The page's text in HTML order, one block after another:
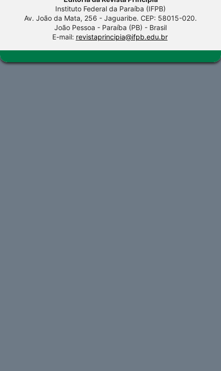
Instituto Federal da Paraíba (IFPB)
Av. João da Mata, 256 - Jaguaribe. CEP: 58015-020.
João Pessoa - Paraíba (PB) - Brasil
E-mail: revistaprincipia@ifpb.edu.br